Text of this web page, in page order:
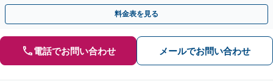
成長を法的側面より支援いたします【ビデオ面談可】
料金表を見る
電話でお問い合わせ メールでお問い合わせ